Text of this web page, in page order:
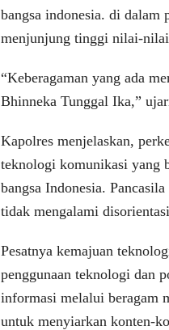
bangsa indonesia. di
menjunjung tinggi nilai-
“Keberagaman yang ada
Bhinneka Tunggal Ika,”
Kapolres menjelaskan,
teknologi komunikasi yang
bangsa Indonesia.
tidak mengalami
Pesatnya kemajuan
penggunaan teknologi dan
informasi melalui beragam
untuk menyiarkan konten-